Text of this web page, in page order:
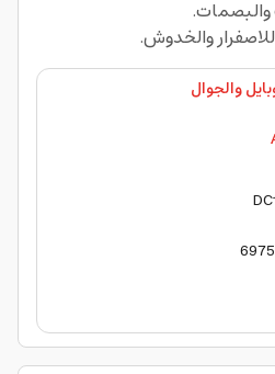
والبصمات.
والخدوش.
والجوال